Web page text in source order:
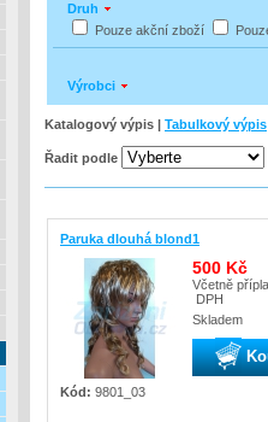
Druh
Pouze akční zboží
Výrobci
Katalogový výpis | Tabulkový výpis
Řadit podle
Paruka dlouhá blond1
500 Kč
Včetně
DPH
Skladem
Kód: 9801_03